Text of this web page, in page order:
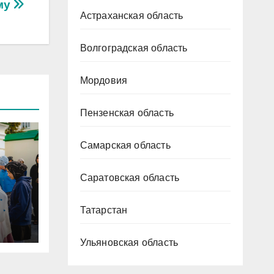
Астраханская область
Волгоградская область
Мордовия
Пензенская область
Самарская область
Саратовская область
Татарстан
Ульяновская область